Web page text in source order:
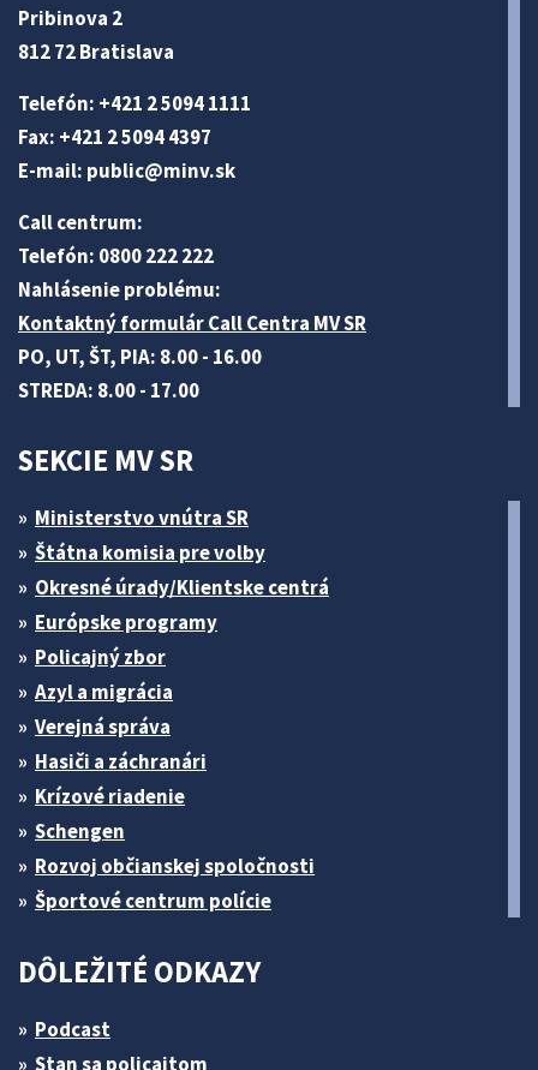
Pribinova 2
812 72 Bratislava
Telefón: +421 2 5094 1111
Fax: +421 2 5094 4397
E-mail: public@minv.sk
Call centrum:
Telefón: 0800 222 222
Nahlásenie problému:
Kontaktný formulár Call Centra MV SR
PO, UT, ŠT, PIA: 8.00 - 16.00
STREDA: 8.00 - 17.00
SEKCIE MV SR
Ministerstvo vnútra SR
Štátna komisia pre volby
Okresné úrady/Klientske centrá
Európske programy
Policajný zbor
Azyl a migrácia
Verejná správa
Hasiči a záchranári
Krízové riadenie
Schengen
Rozvoj občianskej spoločnosti
Športové centrum polície
DÔLEŽITÉ ODKAZY
Podcast
Stan sa policajtom